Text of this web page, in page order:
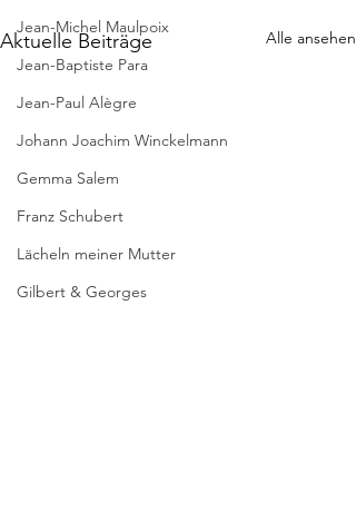
Jean-Michel Maulpoix
Jean-Baptiste Para
Jean-Paul Alègre
Johann Joachim Winckelmann
Gemma Salem
Franz Schubert
Lächeln meiner Mutter
Gilbert & Georges
Aktuelle Beiträge Alle ansehen